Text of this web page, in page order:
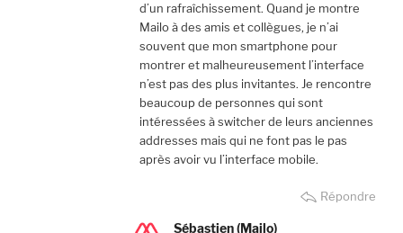
d’un rafraîchissement. Quand je montre
Mailo à des amis et collègues, je n’ai
souvent que mon smartphone pour
montrer et malheureusement l’interface
n’est pas des plus invitantes. Je rencontre
beaucoup de personnes qui sont
intéressées à switcher de leurs anciennes
addresses mais qui ne font pas le pas
après avoir vu l’interface mobile.
Répondre
Sébastien (Mailo)